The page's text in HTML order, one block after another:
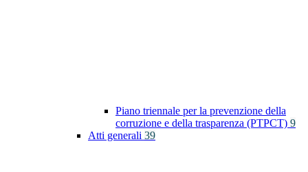
Piano triennale per la prevenzione della
corruzione e della trasparenza (PTPCT) 9
Atti generali 39